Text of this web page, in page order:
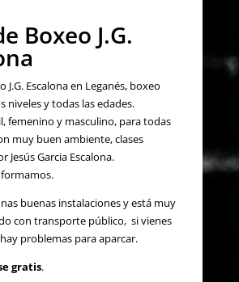
Boxeo J.G.
J.G. Escalona en Leganés, boxeo
niveles y todas las edades.
femenino y masculino, para todas
muy buen ambiente, clases
Jesús Garcia Escalona.
buenas instalaciones y está muy
con transporte público, si vienes
problemas para aparcar.
gratis.